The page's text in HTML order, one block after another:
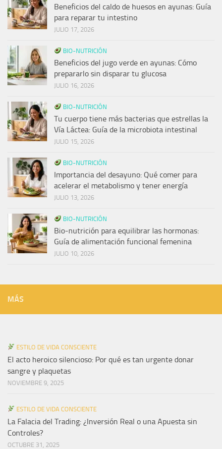
Beneficios del caldo de huesos en ayunas: Guía
para reparar tu intestino
JULIO 17, 2026
BIO-NUTRICIÓN
Beneficios del jugo verde en ayunas: Cómo
prepararlo sin disparar tu glucosa
JULIO 16, 2026
BIO-NUTRICIÓN
Tu cuerpo tiene más bacterias que estrellas la
Vía Láctea: Guía de la microbiota intestinal
JULIO 15, 2026
BIO-NUTRICIÓN
Importancia del desayuno: Qué comer para
acelerar el metabolismo y tener energía
JULIO 13, 2026
BIO-NUTRICIÓN
Bio-nutrición para equilibrar las hormonas:
Guía de alimentación funcional femenina
JULIO 10, 2026
MÁS
ESTILO DE VIDA CONSCIENTE
El acto heroico silencioso: Por qué es tan urgente donar
sangre y plaquetas
NOVIEMBRE 9, 2025
ESTILO DE VIDA CONSCIENTE
La Falacia del Trading: ¿Inversión Real o una Apuesta sin
Controles?
OCTUBRE 31, 2025